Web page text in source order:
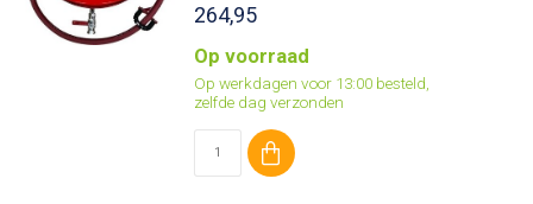
264,95
Op voorraad
Op werkdagen voor 13:00 besteld,
zelfde dag verzonden